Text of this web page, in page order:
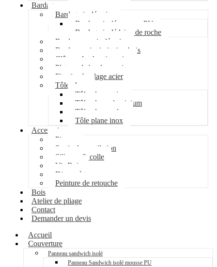
Bardage
Bardage isolé acier
Bardage isolé mousse PU
Bardage isolé laine de roche
Bardage non isolé acier
Bardage acier imitation bois
Clôture de chantier acier
Plateau de bardage acier
Fixation bardage acier
Tôle plane
Tôle plane acier
Tôle plane aluminium
Tôle plane galva
Tôle plane inox
Accessoires
Pipeco
Sortie de ventilation
Silicone & colle
Vis Bois
Disque à tronçonner
Peinture de retouche
Bois
Atelier de pliage
Contact
Demander un devis
Accueil
Couverture
Panneau sandwich isolé
Panneau Sandwich isolé mousse PU